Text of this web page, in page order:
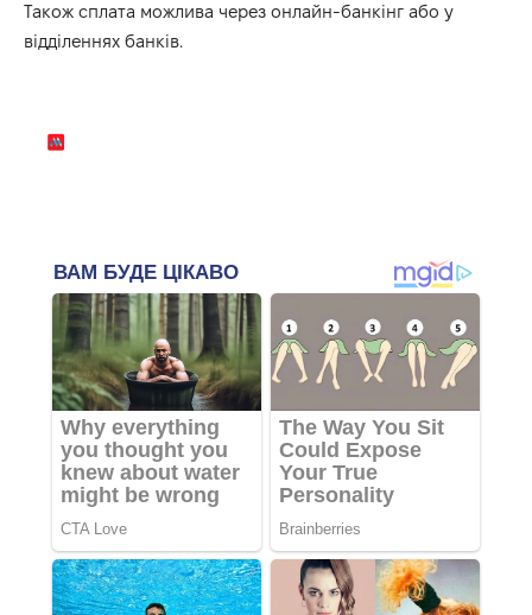
Також сплата можлива через онлайн-банкінг або у
відділеннях банків.